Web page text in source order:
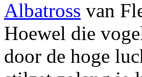
Albatross van
Hoewel die
door de hoge